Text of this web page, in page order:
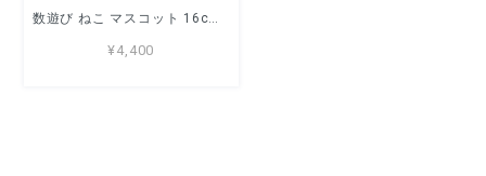
数遊び ねこ マスコット 16cm ロシア製 セミョーノフ
¥4,400